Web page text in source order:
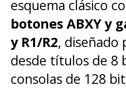
esquema clásico
botones ABXY y
y R1/R2, diseñado
desde títulos de 8
consolas de 128